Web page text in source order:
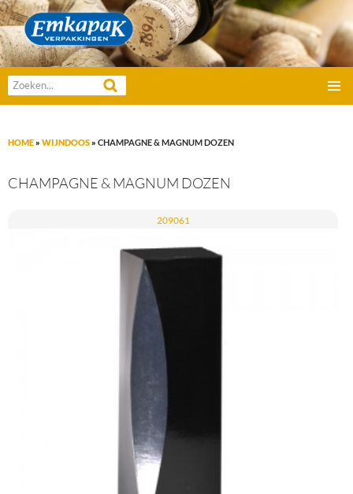
Emkapak Verpakkingen B.V.
Zoeken
naar:
GA
INHOUD
HOME» WIJNDOOS» CHAMPAGNE & MAGNUM DOZEN
CHAMPAGNE & MAGNUM DOZEN
209061